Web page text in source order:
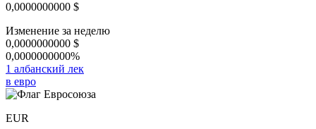
0,0000000000 $
Изменение за неделю
0,0000000000 $
0,0000000000%
1 албанский лек
в евро
EUR